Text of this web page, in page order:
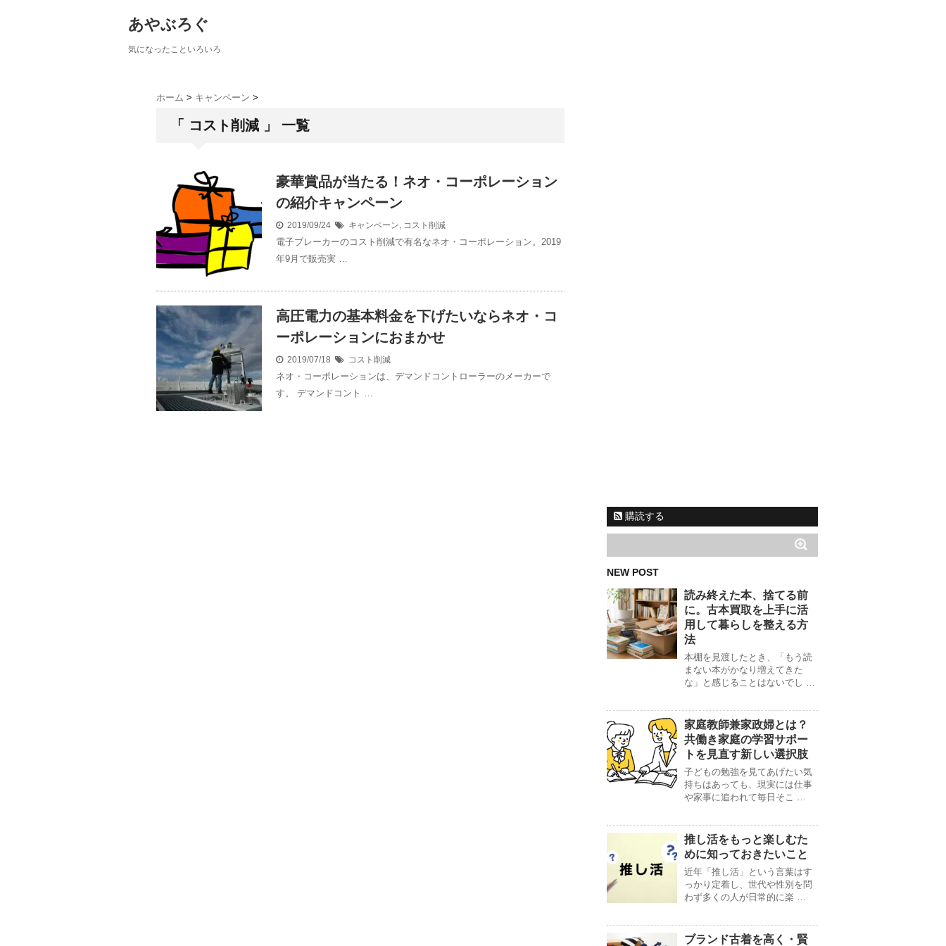
あやぶろぐ
気になったこといろいろ
ホーム > キャンペーン >
「 コスト削減 」 一覧
豪華賞品が当たる！ネオ・コーポレーション
の紹介キャンペーン
2019/09/24 キャンペーン, コスト削減
電子ブレーカーのコスト削減で有名なネオ・コーポレーション。2019
年9月で販売実 …
高圧電力の基本料金を下げたいならネオ・コ
ーポレーションにおまかせ
2019/07/18 コスト削減
ネオ・コーポレーションは、デマンドコントローラーのメーカーで
す。 デマンドコント …
購読する
NEW POST
読み終えた本、捨てる前
に。古本買取を上手に活
用して暮らしを整える方
法
本棚を見渡したとき、「もう読
まない本がかなり増えてきた
な」と感じることはないでし …
家庭教師兼家政婦とは？
共働き家庭の学習サポー
トを見直す新しい選択肢
子どもの勉強を見てあげたい気
持ちはあっても、現実には仕事
や家事に追われて毎日そこ …
推し活をもっと楽しむた
めに知っておきたいこと
近年「推し活」という言葉はす
っかり定着し、世代や性別を問
わず多くの人が日常的に楽 …
ブランド古着を高く・賢